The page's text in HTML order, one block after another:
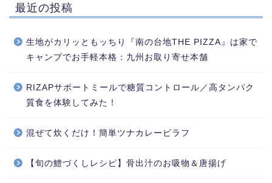
最近の投稿
生地がカリッともッちり『南の台地THE PIZZA』は家で
キャンプでお手軽本格：九州お取り寄せ本舗
RIZAPサポートミールで糖質コントロール／高タンパク
質食を体験してみた！
混ぜて炊くだけ！簡単ツナカレーピラフ
【旬の鱧づくしレシピ】骨出汁のお吸物＆唐揚げ